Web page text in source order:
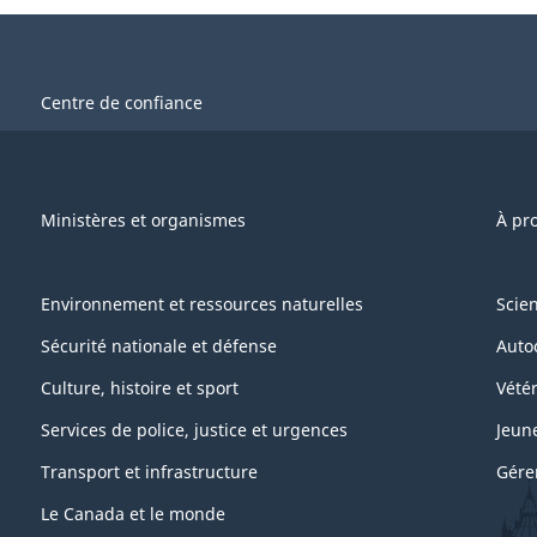
Centre de confiance
Ministères et organismes À
Environnement et ressources naturelles
Sécurité nationale et défense
Culture, histoire et sport
Services de police, justice et urgences
Transport et infrastructure
Le Canada et le monde